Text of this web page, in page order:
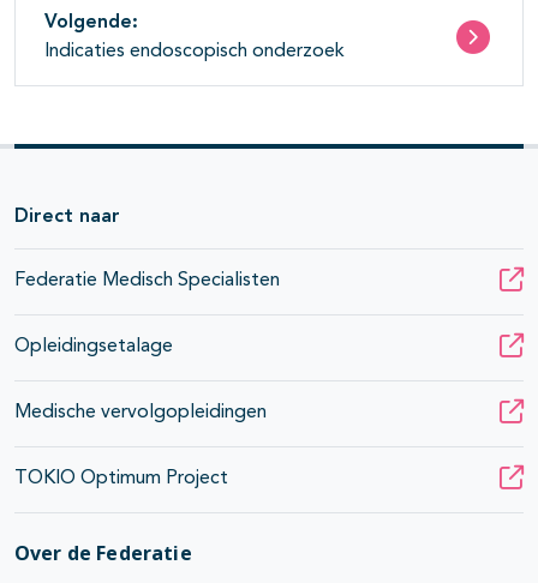
Volgende:
Indicaties endoscopisch onderzoek
Direct naar
Federatie Medisch Specialisten
Opleidingsetalage
Medische vervolgopleidingen
TOKIO Optimum Project
Over de Federatie